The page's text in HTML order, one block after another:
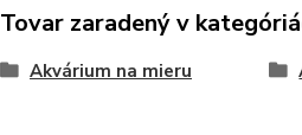
Tovar zaradený v
Akvárium na mieru